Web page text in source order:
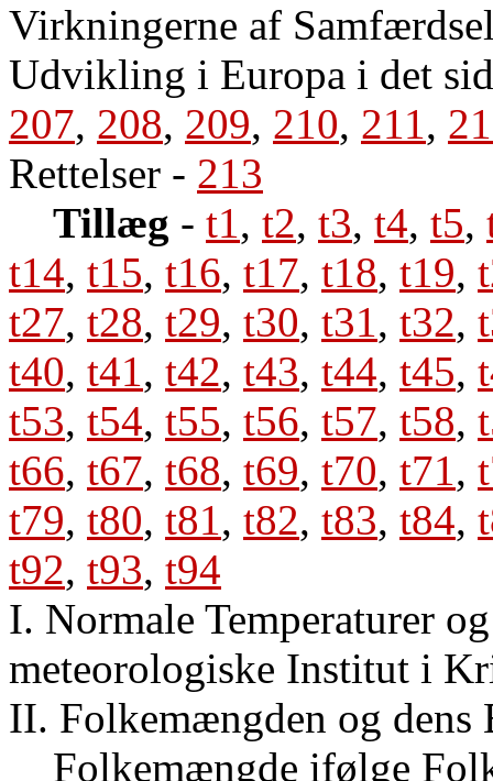
Virkningerne af
Udvikling i Europa i det
207, 208, 209, 210, 211,
Rettelser - 213
Tillæg - t1, t2, t3, t4, t5,
t14, t15, t16, t17, t18, t19,
t27, t28, t29, t30, t31, t32,
t40, t41, t42, t43, t44, t45,
t53, t54, t55, t56, t57, t58,
t66, t67, t68, t69, t70, t71,
t79, t80, t81, t82, t83, t84,
t92, t93, t94
I. Normale Temperaturer
meteorologiske Institut i
II. Folkemængden og dens
Folkemængde ifølge